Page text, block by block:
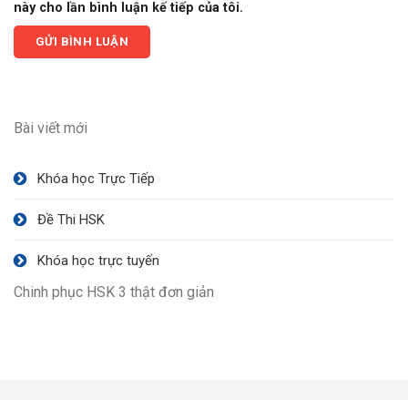
này cho lần bình luận kế tiếp của tôi.
Bài viết mới
Khóa học Trực Tiếp
Đề Thi HSK
Khóa học trực tuyến
Chinh phục HSK 3 thật đơn giản